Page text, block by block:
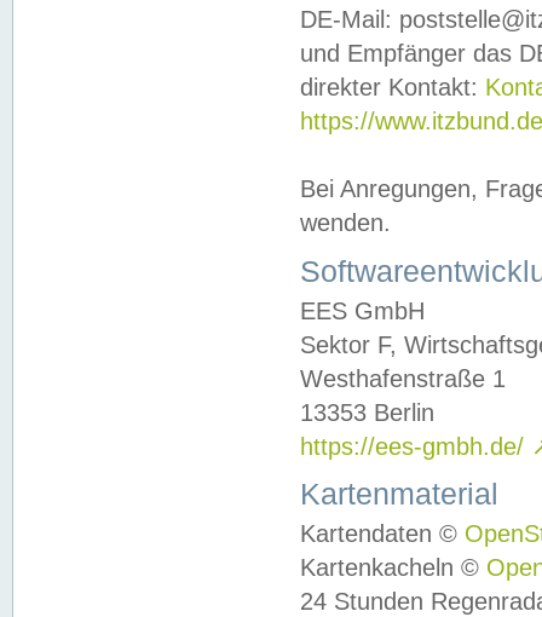
DE-Mail:
und Empfänger das
direkter Kontakt:
https://
Bei Anregungen,
wenden.
EES GmbH
Sektor F,
Westhafenstraße 1
13353 Berlin
https://ees-gmbh.de/
Kartenmaterial
Kartendaten ©
Kartenkacheln ©
24 Stunden